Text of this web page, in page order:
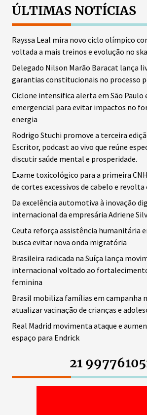
ÚLTIMAS NOTÍCIAS
Rayssa Leal mira novo ciclo olímpico
voltada a mais treinos e evolução no
Delegado Nilson Marão Baracat lança
garantias constitucionais no processo
Ciclone intensifica alerta em São
emergencial para evitar impactos no
energia
Rodrigo Stuchi promove a terceira
Escritor, podcast ao vivo que reúne
discutir saúde mental e prosperidade.
Exame toxicológico para a primeira
de cortes excessivos de cabelo e
Da excelência automotiva à inovação
internacional da empresária Adriene
Ceuta reforça assistência humanitária
busca evitar nova onda migratória
Brasileira radicada na Suíça lança
internacional voltado ao
feminina
Brasil mobiliza famílias em campanha
atualizar vacinação de crianças e
Real Madrid movimenta ataque e
espaço para Endrick
21